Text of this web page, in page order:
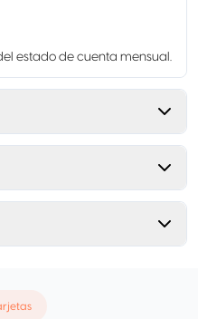
estado de cuenta mensual.